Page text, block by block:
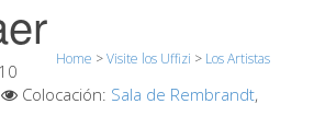
comentarios de los visitantes
los Uffizi
Home >Visite los Uffizi > Los Artistas
Colocación: Sala de Rembrandt,